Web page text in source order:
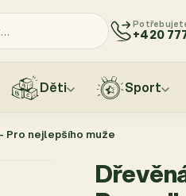
+420
Děti Sport
Pro nejlepšího muže